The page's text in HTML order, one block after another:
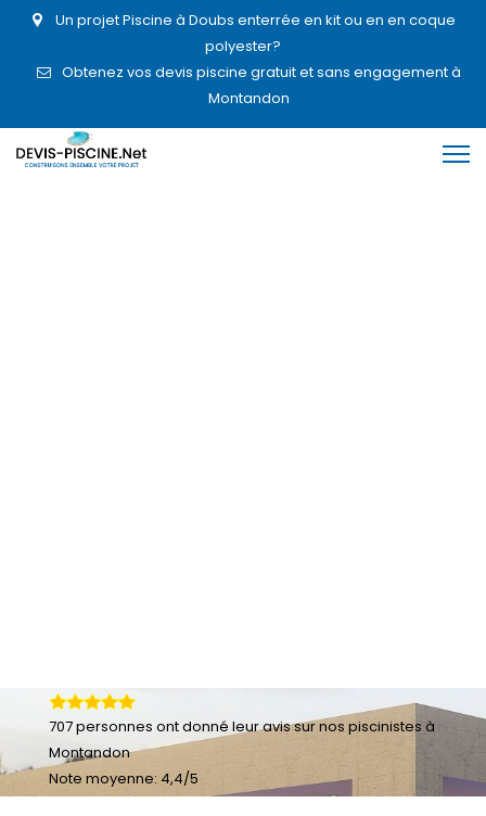
Un projet Piscine à Doubs enterrée en kit ou en en coque
polyester?
Obtenez vos devis piscine gratuit et sans engagement à
Montandon
707personnes ont donné leuravis sur nos piscinistes à
Montandon
Note moyenne: 4,4/5